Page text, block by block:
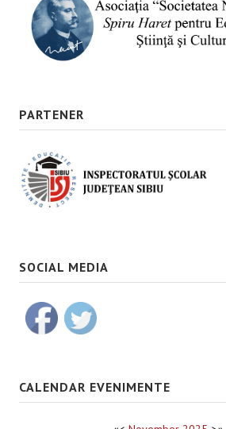
PARTENER
SOCIAL MEDIA
CALENDAR EVENIMENTE